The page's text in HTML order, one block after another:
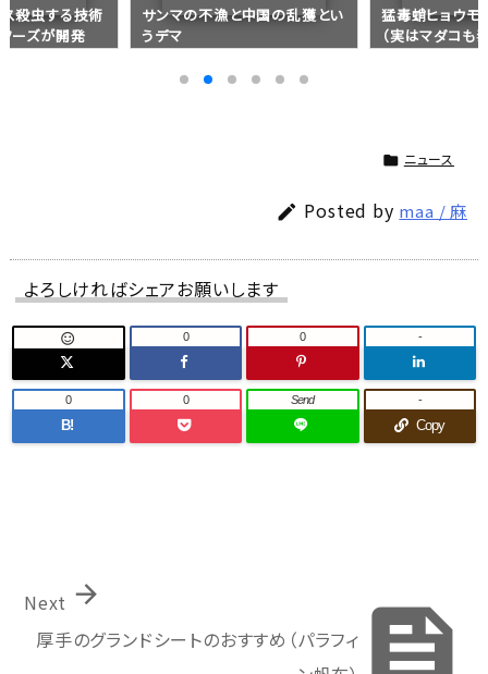
殺虫する技術
ーズが開発
サンマの不漁と中国の乱獲とい
うデマ
猛毒蛸ヒョウモ
（実はマダコも
 ニュース
 Posted by maa / 麻
よろしければシェアお願いします
 0 0 -
B!
0 0 Send
Copy
-

厚手のグランドシートのおすすめ（パラフィ

Next